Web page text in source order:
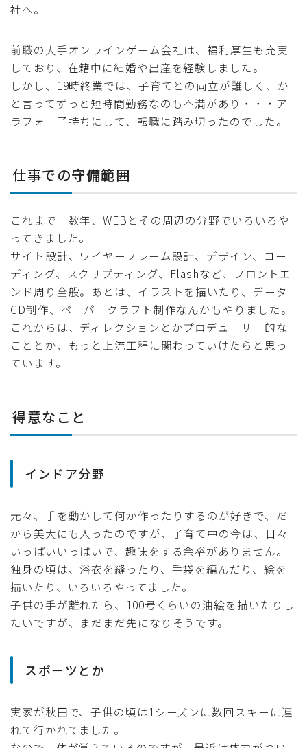
社へ。
前職の大手オンラインゲーム会社は、福利厚生も充実
しており、在籍中に結婚や出産を経験しました。
しかし、19時終業では、子育てとの両立が難しく、か
と言ってずっと短時間勤務なのも不満があり・・・ア
ラフォー子持ちにして、転職に踏み切ったのでした。
仕事での守備範囲
これまで十数年、WEBとその周辺の分野でいろいろや
ってきました。
サイト設計、ワイヤーフレーム設計、デザイン、コー
ディング、スクリプティング、Flashなど、フロントエ
ンド周り全般。あとは、イラストを描いたり、データ
CD制作、ペーパークラフト制作なんかもやりました。
これからは、ディレクションとかプロデューサー的な
こととか、もっと上流工程に関わっていけたらと思っ
ています。
得意なこと
インドア分野
元々、手を動かして何か作ったりするのが好きで、だ
から美大にも入ったのですが、子育て中の今は、日々
いっぱいいっぱいで、趣味をする余裕がありません。
独身の頃は、浴衣を縫ったり、手袋を編んだり、絵を
描いたり、いろいろやってました。
子供の手が離れたら、100号くらいの油絵を描いたりし
たいですが、まだまだ先になりそうです。
スポーツとか
実家が秋田で、子供の頃は1シーズンに数回スキーに連
れて行かれてました。